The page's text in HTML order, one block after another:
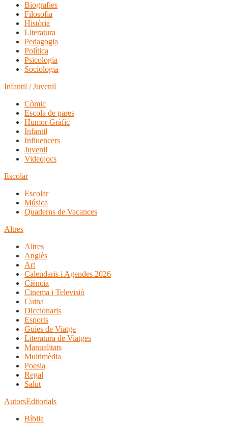
Biografies
Filosofia
Història
Literatura
Pedagogia
Política
Psicologia
Sociologia
Infantil / Juvenil
Còmic
Escola de pares
Humor Gràfic
Infantil
Influencers
Juvenil
Videojocs
Escolar
Escolar
Música
Quaderns de Vacances
Altres
Altres
Anglès
Art
Calendaris i Agendes 2026
Ciència
Cinema i Televisió
Cuina
Diccionaris
Esports
Guies de Viatge
Literatura de Viatges
Manualitats
Multimèdia
Poesia
Regal
Salut
AutorsEditorials
Bíblia